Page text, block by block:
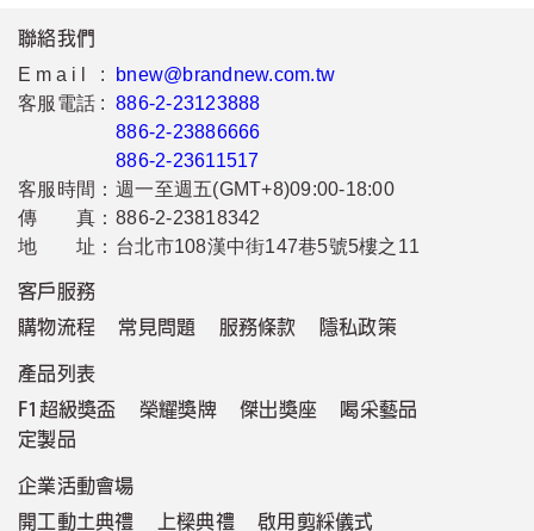
聯絡我們
Email :
bnew@brandnew.com.tw
客服電話 : 886-2-23123888
886-2-23886666
886-2-23611517
客服時間： 週一至週五(GMT+8)09:00-18:00
傳 真： 886-2-23818342
地 址： 台北市108漢中街147巷5號5樓之11
客戶服務
購物流程
常見問題 服務條款 隱私政策
產品列表
F1超級獎盃
榮耀獎牌 傑出獎座
喝采藝品
定製品
企業活動會場
開工動土典禮
上樑典禮 啟用剪綵儀式